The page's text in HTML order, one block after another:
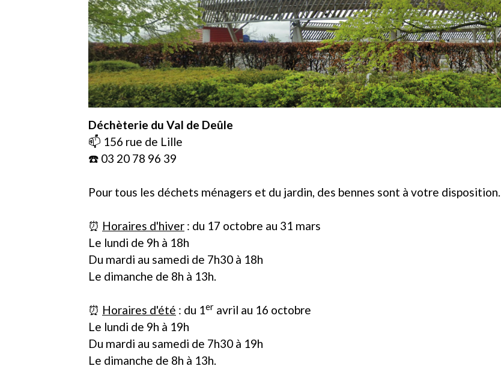
Déchèterie du Val de Deûle
📫 156 rue de Lille
☎️ 03 20 78 96 39
Pour tous les déchets ménagers et du jardin, des bennes sont à votre disposition.
⏰ Horaires d'hiver : du 17 octobre au 31 mars
Le lundi de 9h à 18h
Du mardi au samedi de 7h30 à 18h
Le dimanche de 8h à 13h.
⏰ Horaires d'été : du 1er avril au 16 octobre
Le lundi de 9h à 19h
Du mardi au samedi de 7h30 à 19h
Le dimanche de 8h à 13h.